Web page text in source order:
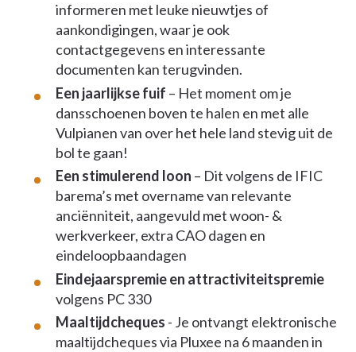
informeren met leuke nieuwtjes of
aankondigingen, waar je ook
contactgegevens en interessante
documenten kan terugvinden.
Een jaarlijkse fuif – Het moment om je
dansschoenen boven te halen en met alle
Vulpianen van over het hele land stevig uit de
bol te gaan!
Een stimulerend loon – Dit volgens de IFIC
barema’s met overname van relevante
anciënniteit, aangevuld met woon- &
werkverkeer, extra CAO dagen en
eindeloopbaandagen
Eindejaarspremie en attractiviteitspremie
volgens PC 330
Maaltijdcheques - Je ontvangt elektronische
maaltijdcheques via Pluxee na 6 maanden in